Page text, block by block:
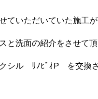
ていただいていた施工
と洗面の紹介をさせて頂
シル ﾘﾉﾋﾞｵP を交換